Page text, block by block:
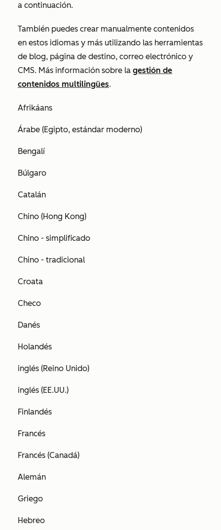
a continuación.
También puedes crear manualmente contenidos
en estos idiomas y más utilizando las herramientas
de blog, página de destino, correo electrónico y
CMS. Más información sobre la gestión de
contenidos multilingües.
Afrikáans
Árabe (Egipto, estándar moderno)
Bengalí
Búlgaro
Catalán
Chino (Hong Kong)
Chino - simplificado
Chino - tradicional
Croata
Checo
Danés
Holandés
inglés (Reino Unido)
inglés (EE.UU.)
Finlandés
Francés
Francés (Canadá)
Alemán
Griego
Hebreo